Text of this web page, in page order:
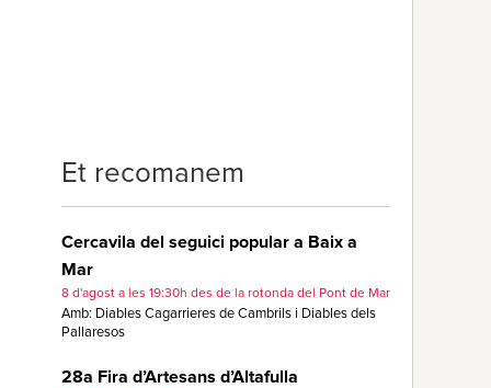
Et recomanem
Cercavila del seguici popular a Baix a
Mar
8 d'agost a les 19:30h des de la rotonda del Pont de Mar
Amb: Diables Cagarrieres de Cambrils i Diables dels
Pallaresos
28a Fira d’Artesans d’Altafulla